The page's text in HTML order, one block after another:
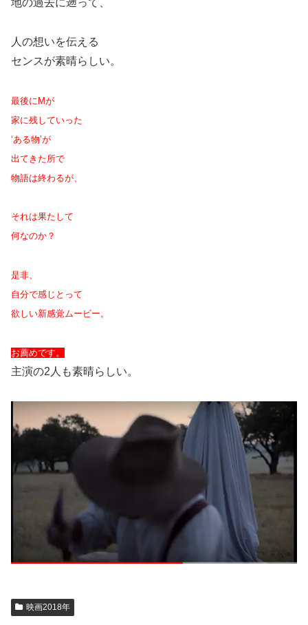
地の過去に遡って、
人の想いを伝える
センスが素晴らしい。
最後にMが
家に残していった
‘ある物’が
出てきた所で
物語は終わるが、
それは果たして
何なのか？
是非、
自分で感じとって
欲しい新感覚ムービー。
お薦めです。
主演の2人も素晴らしい。
映画2018年